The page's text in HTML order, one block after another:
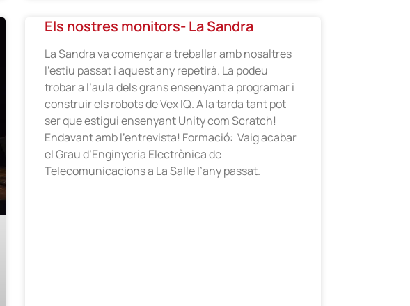
Els nostres monitors- La Sandra
La Sandra va començar a treballar amb nosaltres
l’estiu passat i aquest any repetirà. La podeu
trobar a l’aula dels grans ensenyant a programar i
construir els robots de Vex IQ. A la tarda tant pot
ser que estigui ensenyant Unity com Scratch!
Endavant amb l’entrevista! Formació: Vaig acabar
el Grau d’Enginyeria Electrònica de
Telecomunicacions a La Salle l’any passat.